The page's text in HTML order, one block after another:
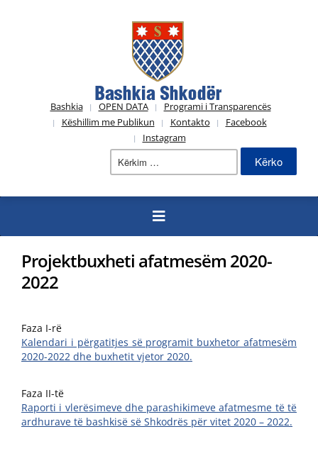
Bashkia OPEN DATA
Programi i Transparencës
Këshillim me Publikun
Kontakto
Facebook
Instagram
Kërko
Projektbuxheti afatmesëm 2020-
2022
Faza I-rë
Kalendari i përgatitjes së programit buxhetor afatmesëm
2020-2022 dhe buxhetit vjetor 2020.
Faza II-të
Raporti i vlerësimeve dhe parashikimeve afatmesme të të
ardhurave të bashkisë së Shkodrës për vitet 2020 – 2022.